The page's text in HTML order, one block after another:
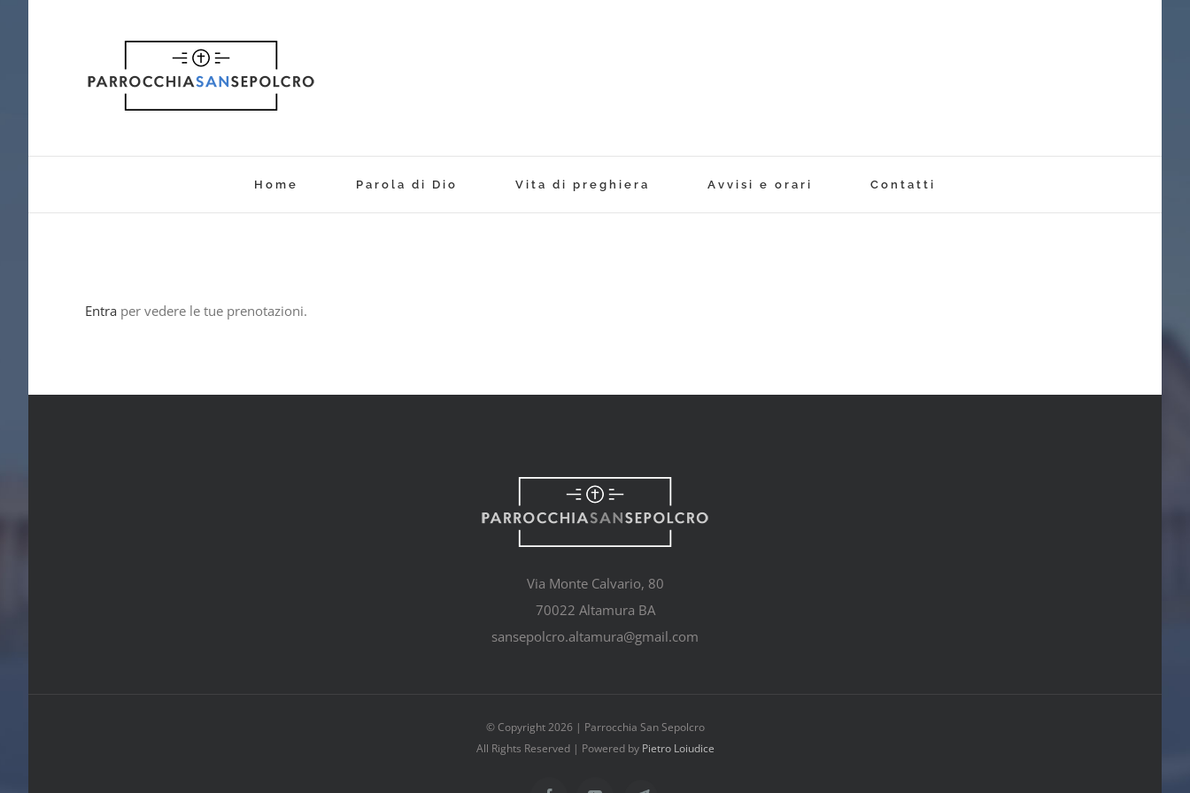
Home Parola di Dio Vita di preghiera Avvisi e orari Contatti
Entra per vedere le tue prenotazioni.
Via Monte Calvario, 80
70022 Altamura BA
sansepolcro.altamura@gmail.com
© Copyright2026 | Parrocchia San Sepolcro
All Rights Reserved | Powered by Pietro Loiudice